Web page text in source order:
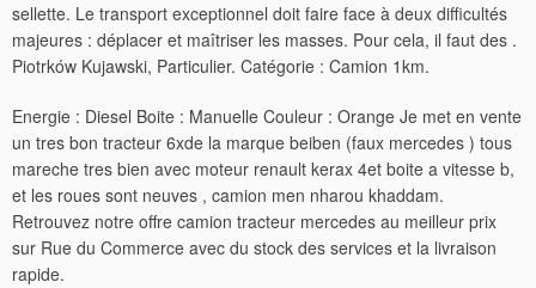
sellette. Le transport exceptionnel doit faire face à deux difficultés
majeures : déplacer et maîtriser les masses. Pour cela, il faut des .
Piotrków Kujawski, Particulier. Catégorie : Camion 1km.
Energie : Diesel Boite : Manuelle Couleur : Orange Je met en vente
un tres bon tracteur 6xde la marque beiben (faux mercedes ) tous
mareche tres bien avec moteur renault kerax 4et boite a vitesse b,
et les roues sont neuves , camion men nharou khaddam.
Retrouvez notre offre camion tracteur mercedes au meilleur prix
sur Rue du Commerce avec du stock des services et la livraison
rapide.